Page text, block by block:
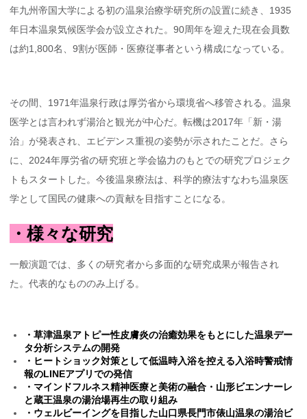
年九州帝国大学による初の温泉治療学研究所の設置に続き、1935
年日本温泉気候医学会が設立された。90周年を迎えた現在会員数
は約1,800名、9割が医師・医療従事者という構成になっている。
その間、1971年温泉行政は厚労省から環境省へ移管される。温泉
医学とは言われず湯治と観光が中心だ。転機は2017年「新・湯
治」が発表され、エビデンス重視の姿勢が示されたことだ。さら
に、2024年厚労省の研究班と学会協力のもとでの研究プロジェク
トもスタートした。今後温泉療法は、科学的療法すなわち温泉医
学として国民の健康への貢献を目指すことになる。
・様々な研究
一般演題では、多くの研究者から多面的な研究成果が報告され
た。代表的なもののみ上げる。
・草津温泉アトピー性皮膚炎の治癒効果をもとにした温泉デー
タ分析システムの開発
・ヒートショック対策として低温時入浴を控える入浴時警戒情
報のLINEアプリでの発信
・マインドフルネス精神医療と美術の融合・山形ビエンナーレ
と蔵王温泉の湯治場再生の取り組み
・ウェルビーイングを目指した山口県長門市俵山温泉の湯治ビ